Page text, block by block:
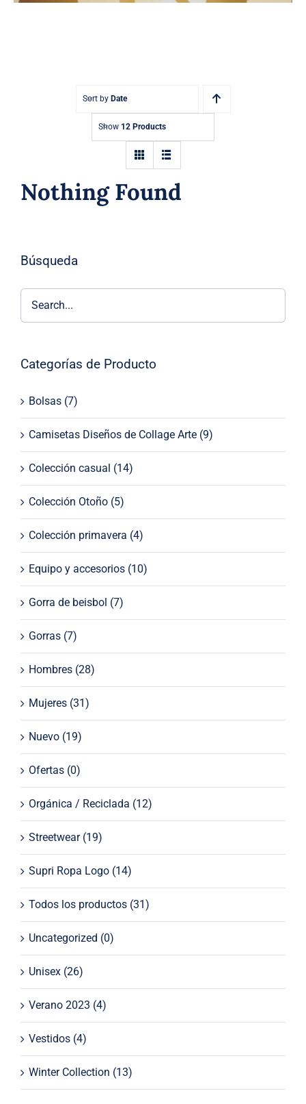
Sort by Date
Show 12 Products
Nothing Found
Búsqueda
Categorías de Producto
Bolsas (7)
Camisetas Diseños de Collage Arte (9)
Colección casual (14)
Colección Otoño (5)
Colección primavera (4)
Equipo y accesorios (10)
Gorra de beisbol (7)
Gorras (7)
Hombres (28)
Mujeres (31)
Nuevo (19)
Ofertas (0)
Orgánica / Reciclada (12)
Streetwear (19)
Supri Ropa Logo (14)
Todos los productos (31)
Uncategorized (0)
Unisex (26)
Verano 2023 (4)
Vestidos (4)
Winter Collection (13)